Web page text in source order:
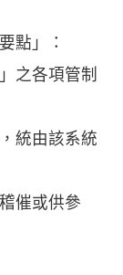
點」：
之各項管制
統由該系統
催或供參